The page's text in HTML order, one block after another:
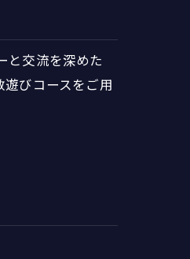
と交流を深めた
びコースをご用